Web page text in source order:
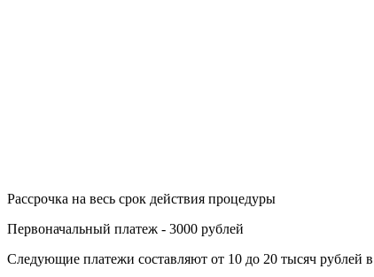
Рассрочка на весь срок действия процедуры
Первоначальный платеж - 3000 рублей
Следующие платежи составляют от 10 до 20 тысяч рублей